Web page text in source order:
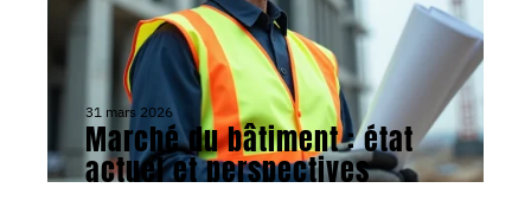
31 mars 2026
Marché du bâtiment : état
actuel et perspectives